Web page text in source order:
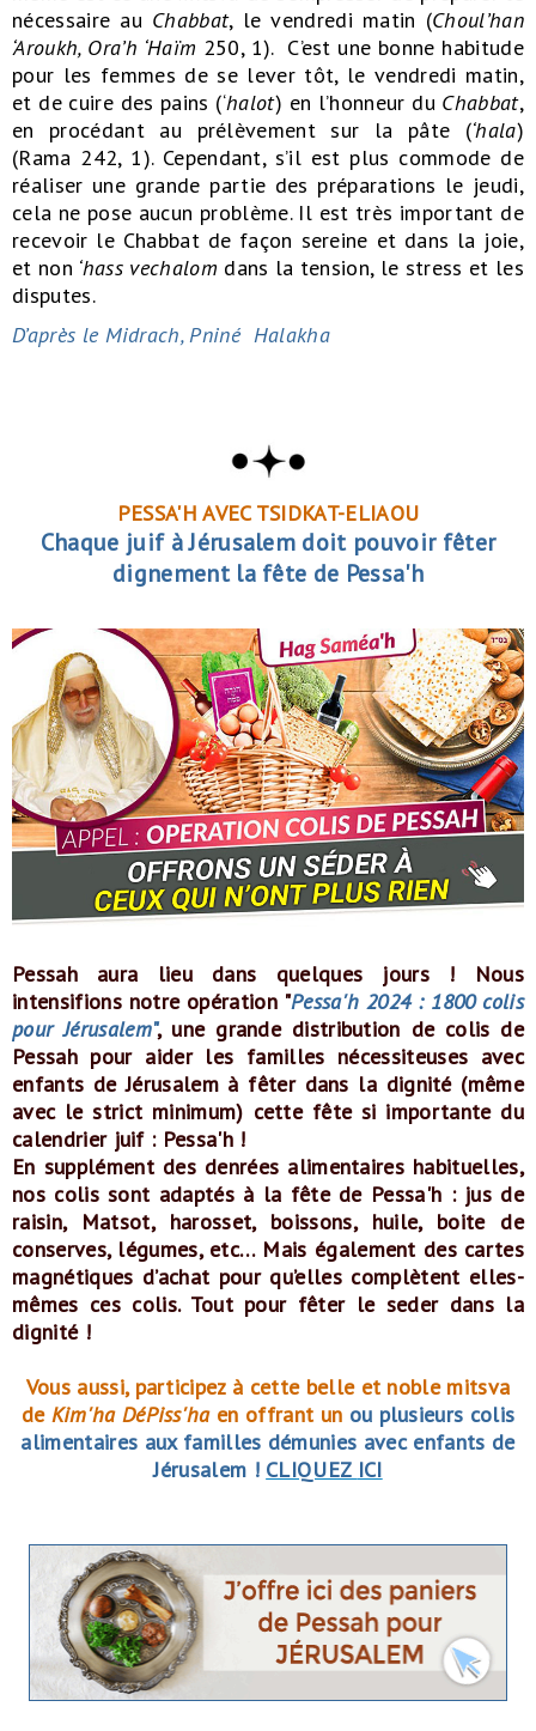
nécessaire au Chabbat, le vendredi matin (Choul’han
‘Aroukh, Ora’h ‘Haïm 250, 1). C’est une bonne habitude
pour les femmes de se lever tôt, le vendredi matin,
et de cuire des pains (‘halot) en l’honneur du Chabbat,
en procédant au prélèvement sur la pâte (‘hala)
(Rama 242, 1). Cependant, s’il est plus commode de
réaliser une grande partie des préparations le jeudi,
cela ne pose aucun problème. Il est très important de
recevoir le Chabbat de façon sereine et dans la joie,
et non ‘hass vechalom dans la tension, le stress et les
disputes.
D’après le Midrach, Pniné Halakha
PESSA'H AVEC TSIDKAT-ELIAOU
Chaque juif à Jérusalem doit pouvoir fêter
dignement la fête de Pessa'h
Pessah aura lieu dans quelques jours ! Nous
intensifions notre opération "Pessa'h 2024 : 1800 colis
pour Jérusalem", unegrande distribution de colis de
Pessah pour aider les familles nécessiteuses avec
enfants de Jérusalem à fêter dans la dignité (même
avec le strict minimum) cette fête si importante du
calendrier juif : Pessa'h !
En supplément des denrées alimentaires habituelles,
nos colis sont adaptés à la fête de Pessa'h : jus de
raisin, Matsot, harosset, boissons, huile, boite de
conserves, légumes, etc… Mais également des cartes
magnétiques d’achat pour qu’elles complètent elles-
mêmes ces colis. Tout pour fêter le seder dans la
dignité !
Vous aussi, participez à cette belle et noble mitsva
de Kim'ha DéPiss'haen offrant un ou plusieurs colis
alimentaires aux familles démunies avec enfants de
Jérusalem ! CLIQUEZ ICI